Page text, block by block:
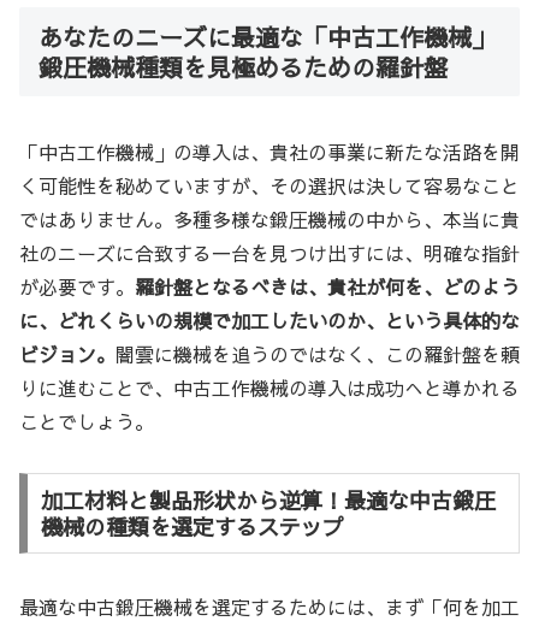
あなたのニーズに最適な「中古工作機械」
鍛圧機械種類を見極めるための羅針盤
「中古工作機械」の導入は、貴社の事業に新たな活路を開
く可能性を秘めていますが、その選択は決して容易なこと
ではありません。多種多様な鍛圧機械の中から、本当に貴
社のニーズに合致する一台を見つけ出すには、明確な指針
が必要です。 羅針盤となるべきは、貴社が何を、どのよう
に、どれくらいの規模で加工したいのか、という具体的な
ビジョン。 闇雲に機械を追うのではなく、この羅針盤を頼
りに進むことで、中古工作機械の導入は成功へと導かれる
ことでしょう。
加工材料と製品形状から逆算！最適な中古鍛圧
機械の種類を選定するステップ
最適な中古鍛圧機械を選定するためには、まず「何を加工